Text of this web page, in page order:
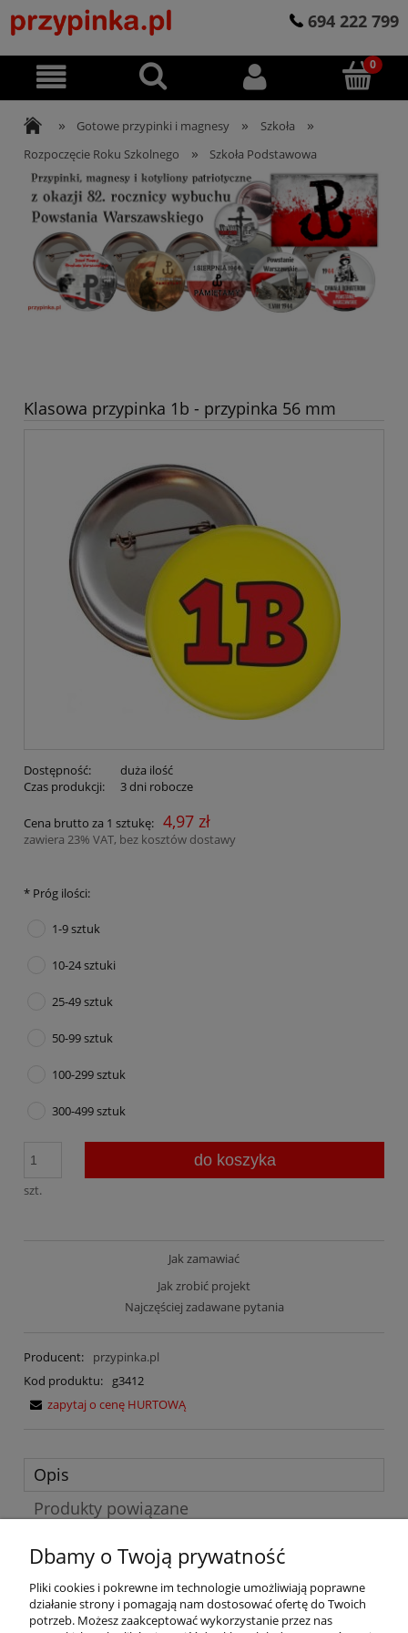
694 222 799
» Gotowe przypinki i magnesy » Szkoła »
Rozpoczęcie Roku Szkolnego » Szkoła Podstawowa
Klasowa przypinka 1b - przypinka 56 mm
Dostępność:
duża ilość
Czas produkcji:
3 dni robocze
Cena brutto za 1 sztukę: 4,97 zł
zawiera 23% VAT, bez kosztów dostawy
* Próg ilości:
1-9 sztuk
10-24 sztuki
25-49 sztuk
50-99 sztuk
100-299 sztuk
300-499 sztuk
szt.
do koszyka
Jak zamawiać
Jak zrobić projekt
Najczęściej zadawane pytania
Producent:
przypinka.pl
Kod produktu:
g3412
zapytaj o cenę HURTOWĄ
Opis
Produkty powiązane
Przypinkaidentyfikacyjnaz oznaczeniem klasy.Plakietka jest pomocna
zarówno dla uczniów w odnajdowaniu swoich kolegów i koleżanek z
nowej klasy, a także jest wygodna dla nauczycieli. Każda klasa oprócz
standardowej literki, jest także wyróżniona poprzez kolor.
Dbamy o Twoją prywatność
Pliki cookies i pokrewne im technologie umożliwiają poprawne
działanie strony i pomagają nam dostosować ofertę do Twoich
potrzeb. Możesz zaakceptować wykorzystanie przez nas